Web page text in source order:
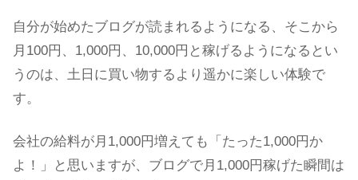
自分が始めたブログが読まれるようになる、そこから
月100円、1,000円、10,000円と稼げるようになるとい
うのは、土日に買い物するより遥かに楽しい体験で
す。
会社の給料が月1,000円増えても「たった1,000円か
よ！」と思いますが、ブログで月1,000円稼げた瞬間は